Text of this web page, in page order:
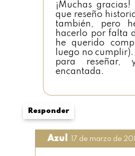
¡Muchas
que reseño
también, pero
hacerlo por falta
he querido
luego no
para reseñar,
encantada.
Responder
Azul 17 de marzo de